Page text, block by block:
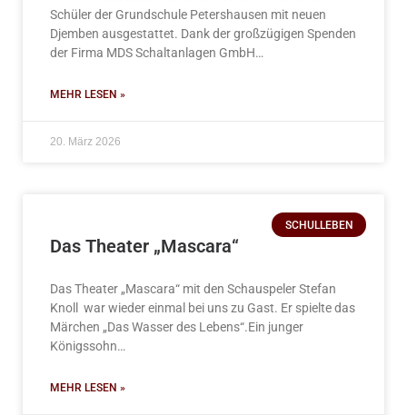
Schüler der Grundschule Petershausen mit neuen
Djemben ausgestattet. Dank der großzügigen Spenden
der Firma MDS Schaltanlagen GmbH…
MEHR LESEN »
20. März 2026
SCHULLEBEN
Das Theater „Mascara“
Das Theater „Mascara“ mit den Schauspeler Stefan
Knoll war wieder einmal bei uns zu Gast. Er spielte das
Märchen „Das Wasser des Lebens“.Ein junger
Königssohn…
MEHR LESEN »